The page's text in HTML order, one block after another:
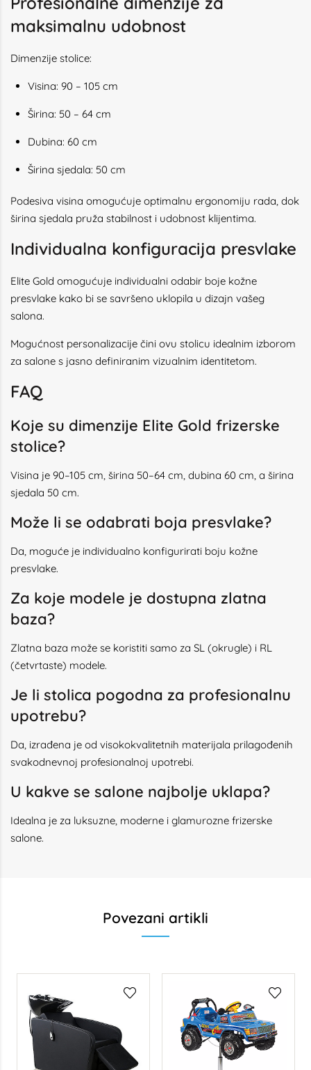
maksimalnu udobnost
Dimenzije stolice:
Visina: 90 – 105 cm
Širina: 50 – 64 cm
Dubina: 60 cm
Širina sjedala: 50 cm
Podesiva visina omogućuje optimalnu ergonomiju rada, dok
širina sjedala pruža stabilnost i udobnost klijentima.
Individualna konfiguracija presvlake
Elite Gold omogućuje individualni odabir boje kožne
presvlake kako bi se savršeno uklopila u dizajn vašeg
salona.
Mogućnost personalizacije čini ovu stolicu idealnim izborom
za salone s jasno definiranim vizualnim identitetom.
FAQ
Koje su dimenzije Elite Gold frizerske
stolice?
Visina je 90–105 cm, širina 50–64 cm, dubina 60 cm, a širina
sjedala 50 cm.
Može li se odabrati boja presvlake?
Da, moguće je individualno konfigurirati boju kožne
presvlake.
Za koje modele je dostupna zlatna
baza?
Zlatna baza može se koristiti samo za SL (okrugle) i RL
(četvrtaste) modele.
Je li stolica pogodna za profesionalnu
upotrebu?
Da, izrađena je od visokokvalitetnih materijala prilagođenih
svakodnevnoj profesionalnoj upotrebi.
U kakve se salone najbolje uklapa?
Idealna je za luksuzne, moderne i glamurozne frizerske
salone.
Povezani artikli